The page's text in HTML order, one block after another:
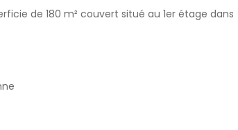
de 180 m² couvert situé au 1er étage dans